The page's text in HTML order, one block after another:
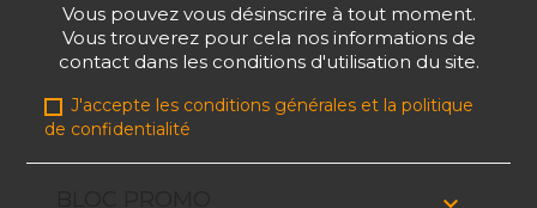
Vous pouvez vous désinscrire à tout moment.
Vous trouverez pour cela nos informations de
contact dans les conditions d'utilisation du site.
J'accepte les conditions générales et la politique
de confidentialité